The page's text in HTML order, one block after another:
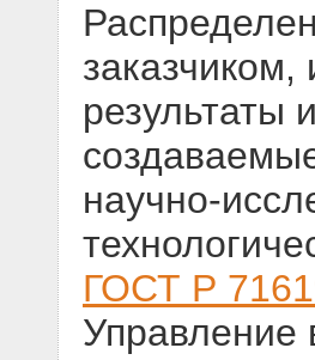
результаты
научно-
ГОСТ Р
Управление